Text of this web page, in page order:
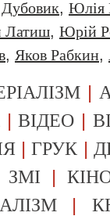
, Юлія
, Юрiй
, Яков Рабкин,
|
|ВІДЕО |
|ГРУК |
ЗМІ |
|